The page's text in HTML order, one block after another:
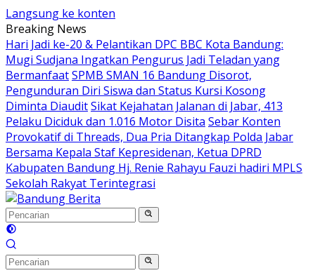
Langsung ke konten
Breaking News
Hari Jadi ke-20 & Pelantikan DPC BBC Kota Bandung:
Mugi Sudjana Ingatkan Pengurus Jadi Teladan yang
BermanfaatSPMB SMAN 16 Bandung Disorot,
Pengunduran Diri Siswa dan Status Kursi Kosong
Diminta DiauditSikat Kejahatan Jalanan di Jabar, 413
Pelaku Diciduk dan 1.016 Motor Disita Sebar Konten
Provokatif di Threads, Dua Pria Ditangkap Polda Jabar
Bersama Kepala Staf Kepresidenan, Ketua DPRD
Kabupaten Bandung Hj. Renie Rahayu Fauzi hadiri MPLS
Sekolah Rakyat Terintegrasi